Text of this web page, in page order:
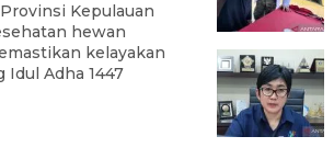
Kepulauan
hewan
kelayakan
Adha 1447